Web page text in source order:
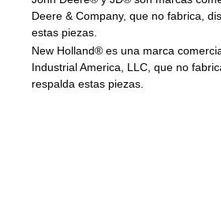
Deere & Company, que no fabrica,
estas piezas.
New Holland® es una marca
Industrial America, LLC, que no
respalda estas piezas.